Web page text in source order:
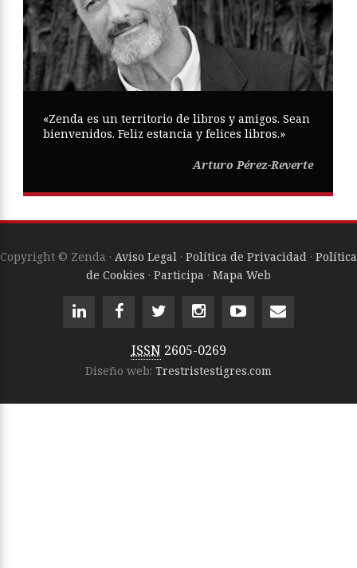
«Zenda es un territorio de libros y amigos. Sean
bienvenidos. Feliz estancia y felices libros.»
Arturo Pérez-Reverte
Copyright © Zenda · Aviso Legal · Política de Privacidad · Política
de Cookies · Participa · Mapa Web
ISSN 2605-0269
Diseño web: Trestristestigres.com